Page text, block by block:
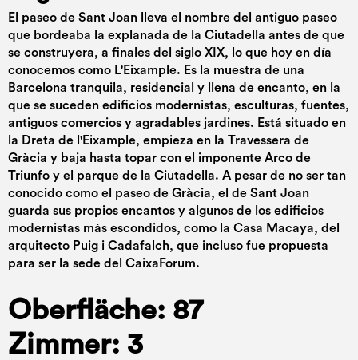
El paseo de Sant Joan lleva el nombre del antiguo paseo
que bordeaba la explanada de la Ciutadella antes de que
se construyera, a finales del siglo XIX, lo que hoy en día
conocemos como L'Eixample. Es la muestra de una
Barcelona tranquila, residencial y llena de encanto, en la
que se suceden edificios modernistas, esculturas, fuentes,
antiguos comercios y agradables jardines. Está situado en
la Dreta de l'Eixample, empieza en la Travessera de
Gràcia y baja hasta topar con el imponente Arco de
Triunfo y el parque de la Ciutadella. A pesar de no ser tan
conocido como el paseo de Gràcia, el de Sant Joan
guarda sus propios encantos y algunos de los edificios
modernistas más escondidos, como la Casa Macaya, del
arquitecto Puig i Cadafalch, que incluso fue propuesta
para ser la sede del CaixaForum.
Oberfläche: 87
Zimmer: 3